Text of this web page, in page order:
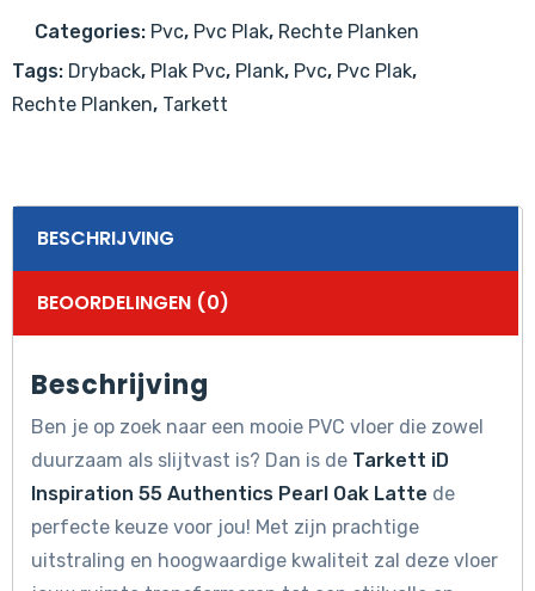
Pearl
Oak
Latte
Categories: Pvc, Pvc Plak, Rechte Planken
Tags: Dryback, Plak Pvc, Plank, Pvc, Pvc Plak,
Rechte Planken, Tarkett
BESCHRIJVING
BEOORDELINGEN (0)
Beschrijving
Ben je op zoek naar een mooie PVC vloer die zowel
duurzaam als slijtvast is? Dan is de Tarkett iD
Inspiration 55 Authentics Pearl Oak Latte de
perfecte keuze voor jou! Met zijn prachtige
uitstraling en hoogwaardige kwaliteit zal deze vloer